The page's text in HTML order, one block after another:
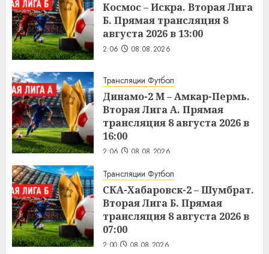
Космос – Искра. Вторая Лига
Б. Прямая трансляция 8
августа 2026 в 13:00
2:06 08.08.2026
Трансляции Футбол
Динамо-2 М – Амкар-Пермь.
Вторая Лига А. Прямая
трансляция 8 августа 2026 в
16:00
2:06 08.08.2026
Трансляции Футбол
СКА-Хабаровск-2 – Шумбрат.
Вторая Лига Б. Прямая
трансляция 8 августа 2026 в
07:00
2:00 08.08.2026